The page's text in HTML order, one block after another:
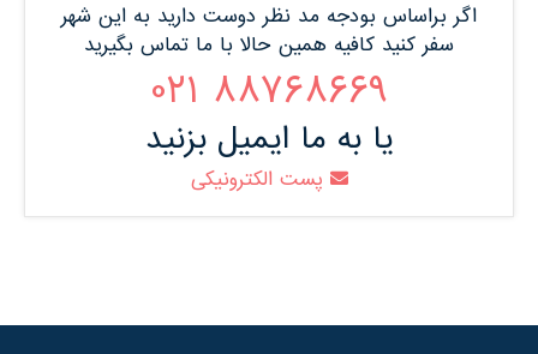
اگر براساس بودجه مد نظر دوست دارید به این شهر
سفر کنید کافیه همین حالا با ما تماس بگیرید
88768669 021
یا به ما ایمیل بزنید
پست الکترونیکی